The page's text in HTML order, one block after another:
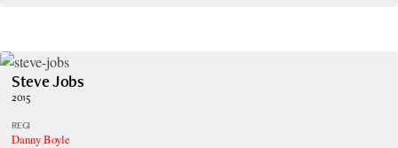
Steve Jobs
2015
REGI
Danny Boyle